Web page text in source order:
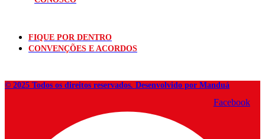
FIQUE POR DENTRO
CONVENÇÕES E ACORDOS
© 2025 Todos os direitos reservados. Desenvolvido por Manduá
Facebook